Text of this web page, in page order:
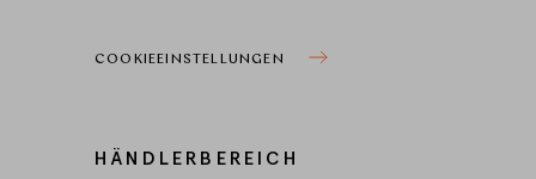
COOKIEEINSTELLUNGEN
HÄNDLERBEREICH